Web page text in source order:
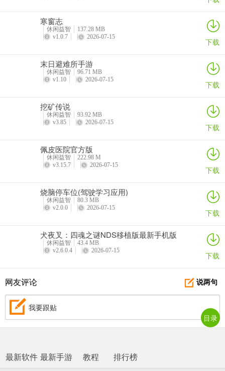
寒窗志
休闲益智
137.28 MB
v1.0.7
2026-07-15 下载
末日避难所手游
休闲益智
96.71 MB
v1.10
2026-07-15 下载
挖矿传说
休闲益智
93.92 MB
v3.85
2026-07-15 下载
佩皮医院官方版
休闲益智
222.98 M
v3.15.7
2026-07-15 下载
烧脑停车位(驾驶学习应用)
休闲益智
80.3 MB
v2.0.0
2026-07-15 下载
犬夜叉：四魂之谜NDS移植版最新手机版
休闲益智
43.4 MB
v2.6.0.4
2026-07-15 下载
说两句
网友评论
我要跟贴
最新软件 最新手游 教程 排行榜
目录